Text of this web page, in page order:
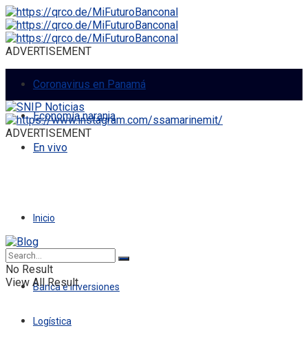
ADVERTISEMENT
Coronavirus en Panamá
Economía naranja
En vivo
ADVERTISEMENT
Inicio
Economía
Banca e Inversiones
Logística
No Result
View All Result